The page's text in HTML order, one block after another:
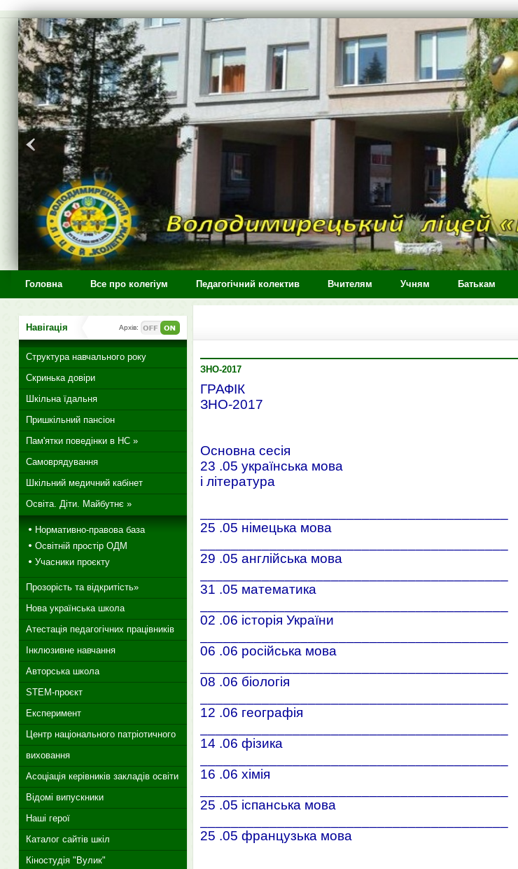
>
Головна Все про колегіум Педагогічний колектив Вчителям Учням Батькам
ЗНО-2017
ГРАФІК
ЗНО-2017
Основна сесія
23 .05 українська мова
і література
25 .05 німецька мова
29 .05 англійська мова
31 .05 математика
02 .06 історія України
06 .06 російська мова
08 .06 біологія
12 .06 географія
14 .06 фізика
16 .06 хімія
25 .05 іспанська мова
25 .05 французька мова
Навігація Архів:
Структура навчального року
Скринька довіри
Шкільна їдальня
Пришкільний пансіон
Пам'ятки поведінки в НС »
Самоврядування
Шкільний медичний кабінет
Освіта. Діти. Майбутнє »
Нормативно-правова база
Освітній простір ОДМ
Учасники проєкту
Прозорість та відкритість»
Нова українська школа
Атестація педагогічних працівників
Інклюзивне навчання
Авторська школа
STEM-проєкт
Експеримент
Центр національного патріотичного
виховання
Асоціація керівників закладів освіти
Відомі випускники
Наші герої
Каталог сайтів шкіл
Кіностудія "Вулик"